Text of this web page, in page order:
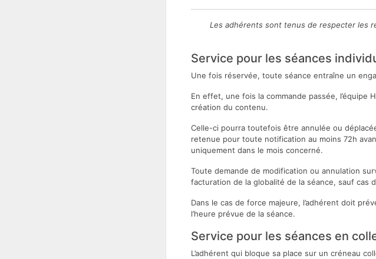
Les adhérents sont tenus de respecter les
Service pour les séances
Une fois réservée, toute séance entraîne un
En effet, une fois la commande passée, l’équipe
création du contenu.
Celle-ci pourra toutefois être annulée ou
retenue pour toute notification au moins 72h
uniquement dans le mois concerné.
Toute demande de modification ou annulation
facturation de la globalité de la séance, sauf cas
Dans le cas de force majeure, l’adhérent doit
l’heure prévue de la séance.
Service pour les séances en
L’adhérent qui bloque sa place sur un créneau